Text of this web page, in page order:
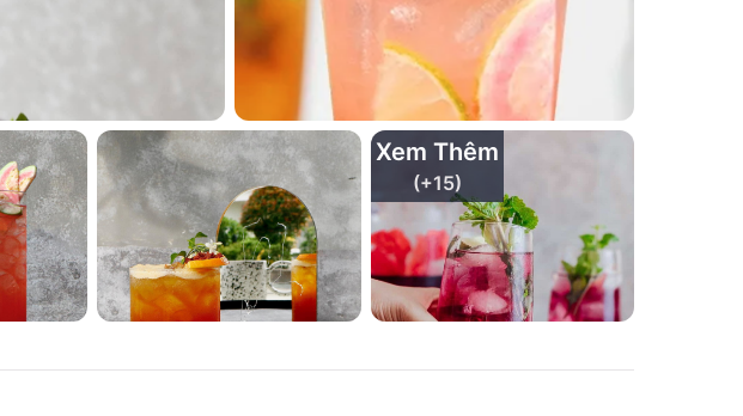
Xem Thêm
(+15)